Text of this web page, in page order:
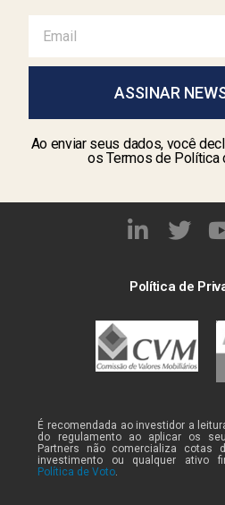
ASSINAR
Ao enviar seus dados, você
os Termos de Política
Política de
É recomendada ao investidor a
do regulamento ao aplicar os
Partners não comercializa cotas
investimento ou qualquer ativo
Política de Voto.